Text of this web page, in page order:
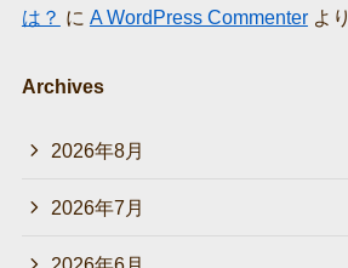
は？ に A WordPress Commenterより
Archives
2026年8月
2026年7月